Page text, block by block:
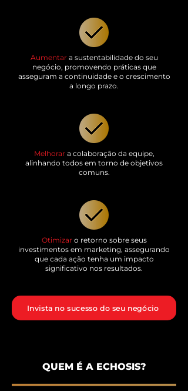
Aumentara sustentabilidade do seu
negócio, promovendo práticas que
asseguram a continuidade e o crescimento
a longo prazo.
Melhorara colaboração da equipe,
alinhando todos em torno de objetivos
comuns.
Otimizaro retorno sobre seus
investimentos em marketing, assegurando
que cada ação tenha um impacto
significativo nos resultados.
Invista no sucesso do seu negócio
QUEM É A ECHOSIS?